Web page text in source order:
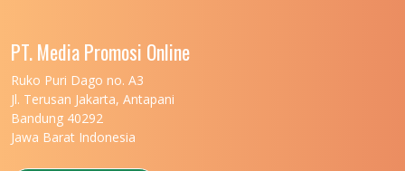
UNIVERSITAS MALIKUSSALEH
UNIVERSITAS MARITIM RAJA ALI HAJI
UNIVERSITAS MATARAM
UNIVERSITAS MULAWARMAN
PT. Media Promosi Online
Ruko Puri Dago no. A3
Jl. Terusan Jakarta, Antapani
Bandung 40292
Jawa Barat Indonesia